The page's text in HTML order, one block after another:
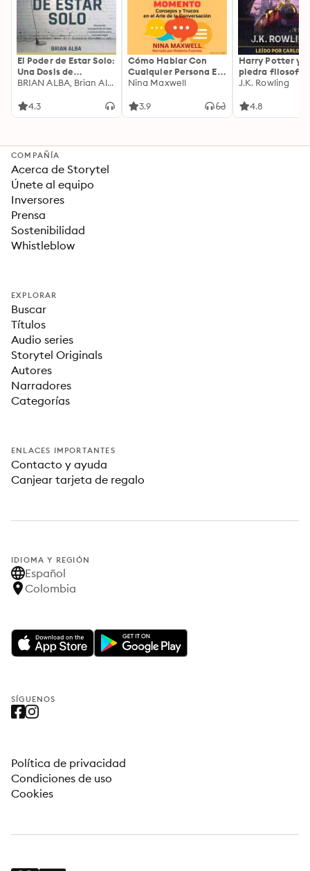
El Poder de Estar Solo:
Una Dosis de
Motivación
Ideas Revolucionarias
BRIAN ALBA, Brian Alba
4.3
Cómo Hablar Con
Cualquier Persona En
Cualquier Lugar Y En
Nina Maxwell
3.9
Harry Potter y
piedra filosofal
J.K. Rowling
4.8
COMPAÑÍA
Acerca de Storytel
Únete al equipo
Inversores
Prensa
Sostenibilidad
Whistleblow
EXPLORAR
Buscar
Títulos
Audio series
Storytel Originals
Autores
Narradores
Categorías
ENLACES IMPORTANTES
Contacto y ayuda
Canjear tarjeta de regalo
IDIOMA Y REGIÓN
Español
Colombia
SÍGUENOS
Política de privacidad
Condiciones de uso
Cookies